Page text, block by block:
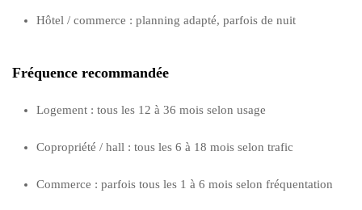
Hôtel / commerce : planning adapté, parfois de nuit
Fréquence recommandée
Logement : tous les 12 à 36 mois selon usage
Copropriété / hall : tous les 6 à 18 mois selon trafic
Commerce : parfois tous les 1 à 6 mois selon fréquentation